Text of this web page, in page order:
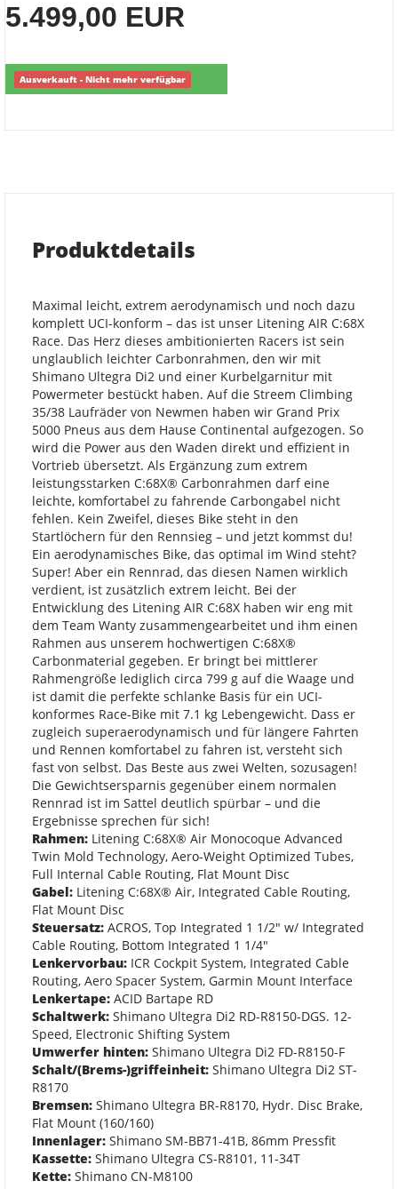
5.499,00 EUR
Ausverkauft - Nicht mehr verfügbar
Produktdetails
Maximal leicht, extrem aerodynamisch und noch dazu
komplett UCI-konform – das ist unser Litening AIR C:68X
Race. Das Herz dieses ambitionierten Racers ist sein
unglaublich leichter Carbonrahmen, den wir mit
Shimano Ultegra Di2 und einer Kurbelgarnitur mit
Powermeter bestückt haben. Auf die Streem Climbing
35/38 Laufräder von Newmen haben wir Grand Prix
5000 Pneus aus dem Hause Continental aufgezogen. So
wird die Power aus den Waden direkt und effizient in
Vortrieb übersetzt. Als Ergänzung zum extrem
leistungsstarken C:68X® Carbonrahmen darf eine
leichte, komfortabel zu fahrende Carbongabel nicht
fehlen. Kein Zweifel, dieses Bike steht in den
Startlöchern für den Rennsieg – und jetzt kommst du!
Ein aerodynamisches Bike, das optimal im Wind steht?
Super! Aber ein Rennrad, das diesen Namen wirklich
verdient, ist zusätzlich extrem leicht. Bei der
Entwicklung des Litening AIR C:68X haben wir eng mit
dem Team Wanty zusammengearbeitet und ihm einen
Rahmen aus unserem hochwertigen C:68X®
Carbonmaterial gegeben. Er bringt bei mittlerer
Rahmengröße lediglich circa 799 g auf die Waage und
ist damit die perfekte schlanke Basis für ein UCI-
konformes Race-Bike mit 7.1 kg Lebengewicht. Dass er
zugleich superaerodynamisch und für längere Fahrten
und Rennen komfortabel zu fahren ist, versteht sich
fast von selbst. Das Beste aus zwei Welten, sozusagen!
Die Gewichtsersparnis gegenüber einem normalen
Rennrad ist im Sattel deutlich spürbar – und die
Ergebnisse sprechen für sich!
Rahmen: Litening C:68X® Air Monocoque Advanced
Twin Mold Technology, Aero-Weight Optimized Tubes,
Full Internal Cable Routing, Flat Mount Disc
Gabel: Litening C:68X® Air, Integrated Cable Routing,
Flat Mount Disc
Steuersatz: ACROS, Top Integrated 1 1/2" w/ Integrated
Cable Routing, Bottom Integrated 1 1/4"
Lenkervorbau: ICR Cockpit System, Integrated Cable
Routing, Aero Spacer System, Garmin Mount Interface
Lenkertape: ACID Bartape RD
Schaltwerk: Shimano Ultegra Di2 RD-R8150-DGS. 12-
Speed, Electronic Shifting System
Umwerfer hinten: Shimano Ultegra Di2 FD-R8150-F
Schalt/(Brems-)griffeinheit: Shimano Ultegra Di2 ST-
R8170
Bremsen: Shimano Ultegra BR-R8170, Hydr. Disc Brake,
Flat Mount (160/160)
Innenlager: Shimano SM-BB71-41B, 86mm Pressfit
Kassette: Shimano Ultegra CS-R8101, 11-34T
Kette: Shimano CN-M8100